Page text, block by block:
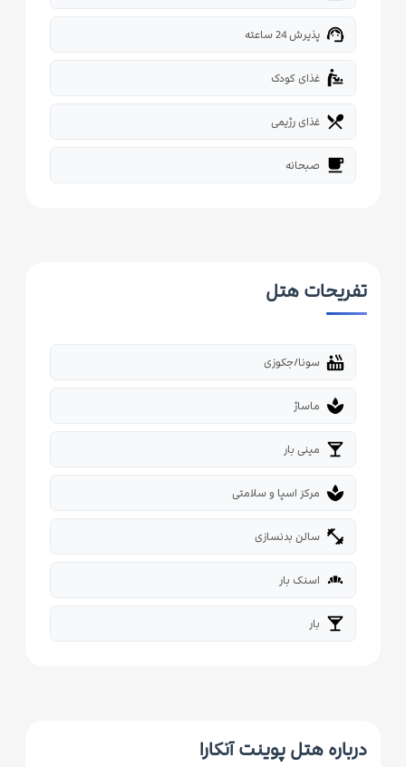
support_agent پذیرش 24 ساعته
baby_changing_station غذای کودک
restaurant_menu غذای رژیمی
free_breakfast صبحانه
تفریحات هتل
hot_tub سونا/جکوزی
spa ماساژ
local_bar مینی بار
spa مرکز اسپا و سلامتی
fitness_center سالن بدنسازی
bakery_dining اسنک بار
local_bar بار
درباره هتل پوینت آنکارا